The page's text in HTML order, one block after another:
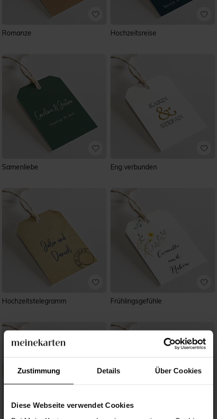
Zustimmung Details Über Cookies
Diese Webseite verwendet Cookies
Romanze Hochzeitsreise
Samenliebe Eng verbunden
Hochzeitstelegramm Frühlingsgefühle